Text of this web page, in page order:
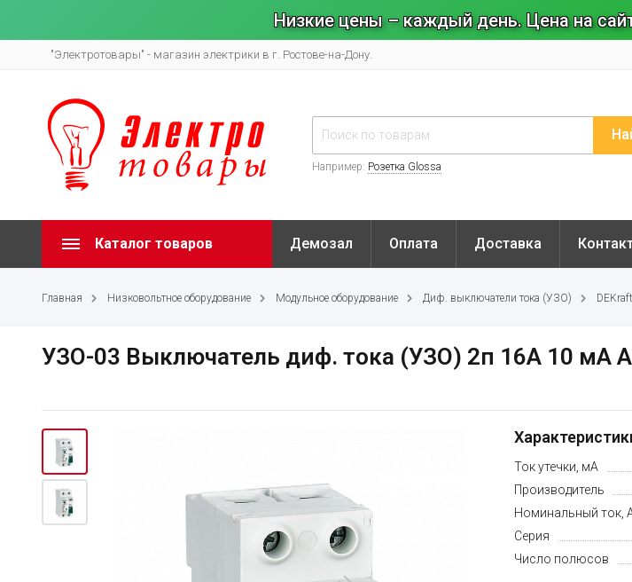
Низкие цены – каждый день. Цена на
"Электротовары" - магазин электрики в г. Ростове-на-Дону.
Например: Розетка Glossa
Каталог товаров Демозал Оплата Доставка
Главная Низковольтное оборудование Модульное оборудование Диф. выключатели тока (УЗО) DEKraft
УЗО-03 Выключатель диф. тока (УЗО) 2п 16А 10 мА
Ток утечки, мА
Производитель
Номинальный ток,
Серия
Число полюсов